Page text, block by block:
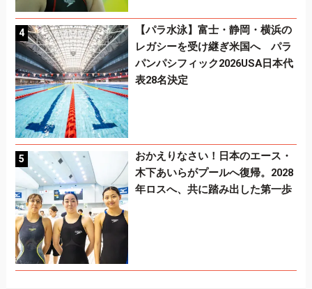
【パラ水泳】富士・静岡・横浜の
レガシーを受け継ぎ米国へ パラ
パンパシフィック2026USA日本代
表28名決定
おかえりなさい！日本のエース・
木下あいらがプールへ復帰。2028
年ロスへ、共に踏み出した第一歩